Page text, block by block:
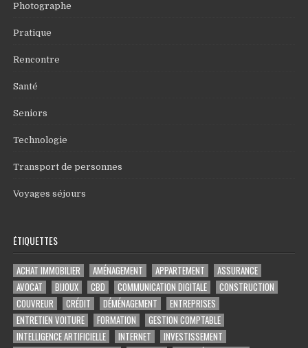
Photographe
Pratique
Rencontre
Santé
Seniors
Technologie
Transport de personnes
Voyages séjours
ÉTIQUETTES
ACHAT IMMOBILIER AMÉNAGEMENT APPARTEMENT
ASSURANCE
AVOCAT
BIJOUX CBD COMMUNICATION DIGITALE
CONSTRUCTION
COUVREUR
CRÉDIT DÉMÉNAGEMENT
ENTREPRISES
ENTRETIEN VOITURE
FORMATION
GESTION COMPTABLE
INTELLIGENCE ARTIFICIELLE
INTERNET
INVESTISSEMENT